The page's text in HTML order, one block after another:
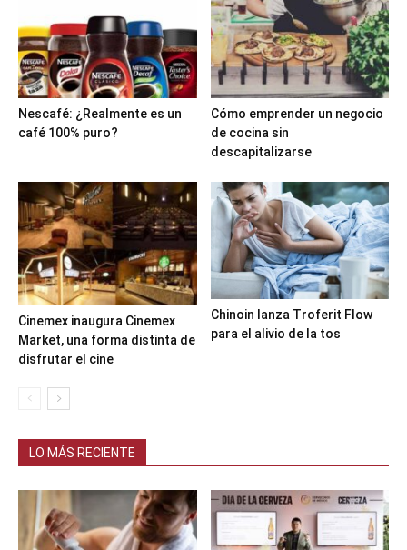
Nescafé: ¿Realmente es un
café 100% puro?
Cómo emprender un negocio
de cocina sin
descapitalizarse
Cinemex inaugura Cinemex
Market, una forma distinta de
disfrutar el cine
Chinoin lanza Troferit Flow
para el alivio de la tos
LO MÁS RECIENTE